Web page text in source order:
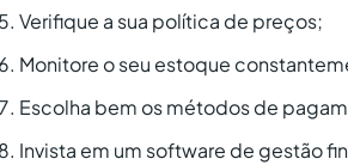
Verifique a sua política de preços;
Monitore o seu estoque
Escolha bem os métodos de
Invista em um software de gestão